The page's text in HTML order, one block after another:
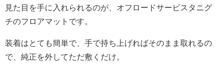
見た目を手に入れられるのが、オフロードサービスタニグ
チのフロアマットです。
装着はとても簡単で、手で持ち上げればそのまま取れるの
で、純正を外してただ敷くだけ。